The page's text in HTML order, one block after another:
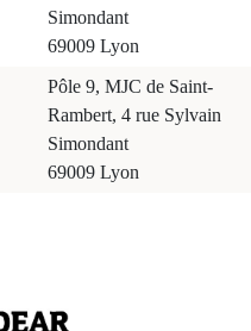
Simondant
69009 Lyon
Pôle 9, MJC de Saint-
Rambert, 4 rue Sylvain
Simondant
69009 Lyon